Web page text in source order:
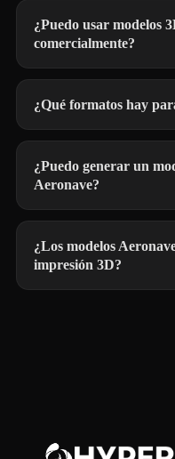
¿Puedo usar modelos
comercialmente?
¿Qué formatos hay
¿Puedo generar un
Aeronave?
¿Los modelos
impresión 3D?